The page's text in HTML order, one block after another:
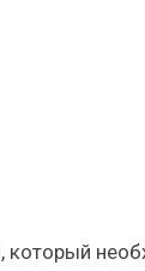
который